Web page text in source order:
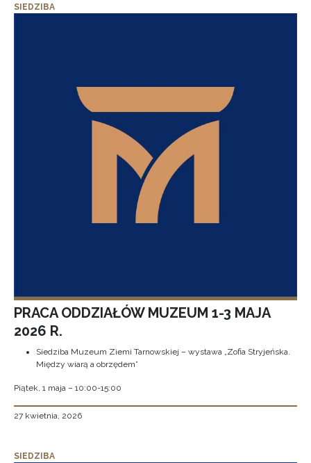
SIEDZIBA
PRACA ODDZIAŁÓW MUZEUM 1-3 MAJA
2026 R.
Siedziba Muzeum Ziemi Tarnowskiej – wystawa „Zofia Stryjeńska.
Między wiarą a obrzędem”
Piątek, 1 maja – 10:00-15:00
27 kwietnia, 2026
SIEDZIBA